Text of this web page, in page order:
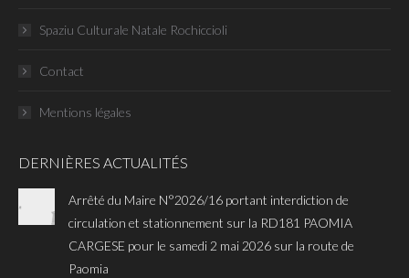
Spaziu Culturale Natale Rochiccioli
Contact
Mentions légales
DERNIÈRES ACTUALITÉS
Arrêté du Maire N°2026/16 portant interdiction de
circulation et stationnement sur la RD181 PAOMIA
CARGESE pour le samedi 2 mai 2026 sur la route de
Paomia